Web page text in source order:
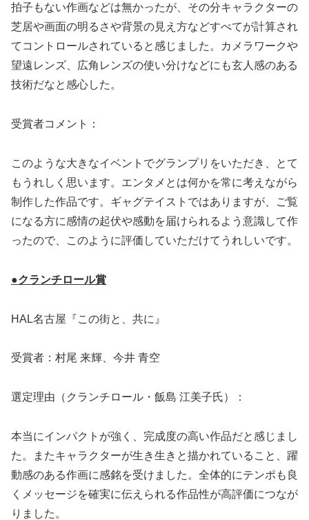
拍子もない作画などは無かったが、その分キャラクターの
芝居や画面の明るさや背景の見え方などすべてが計算され
てコントロールされていると感じました。カメラワークや
望遠レンズ、広角レンズの使い分けなどにも玄人感のある
技術だなと感心した。
受賞者コメント：
このような大きなイベントでグランプリをいただき、とて
もうれしく思います。エンタメとは何かを常に考えながら
制作した作品です。ギャグテイストではありますが、ご覧
になる方に感情の起伏や感動を届けられるよう意識して作
ったので、このように評価していただけてうれしいです。
●クランチロール賞
HAL名古屋『この街と、共に』
受賞者：村尾 来輝、今井 青空
選定理由（クランチロール・飯島 江美子氏）：
本当にインパクトが強く、完成度の高い作品だと感じまし
た。またキャラクターが生き生きと描かれていること、躍
動感のある作画に感銘を受けました。全体的にテンポも良
くメッセージを確実に伝えられる作品性が高評価につなが
りました。